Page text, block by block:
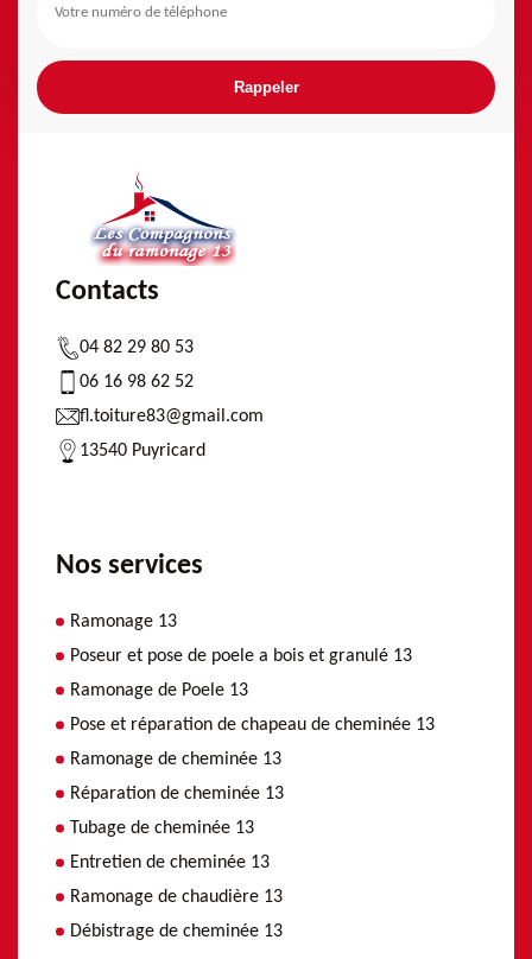
Contacts
04 82 29 80 53
06 16 98 62 52
fl.toiture83@gmail.com
13540 Puyricard
Nos services
Ramonage 13
Poseur et pose de poele a bois et granulé 13
Ramonage de Poele 13
Pose et réparation de chapeau de cheminée 13
Ramonage de cheminée 13
Réparation de cheminée 13
Tubage de cheminée 13
Entretien de cheminée 13
Ramonage de chaudière 13
Débistrage de cheminée 13